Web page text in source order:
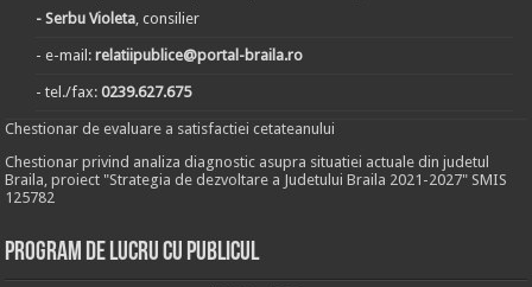
- Serbu Violeta, consilier
- e-mail:relatiipublice@portal-braila.ro
- tel./fax:0239.627.675
Chestionar de evaluare a satisfactiei cetateanului
Chestionar privind analiza diagnostic asupra situatiei actuale din judetul
Braila, proiect "Strategia de dezvoltare a Judetului Braila 2021-2027" SMIS
125782
Program de lucru cu publicul